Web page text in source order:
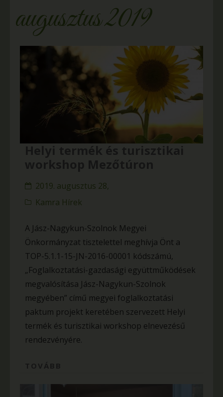
augusztus 2019
2019. augusztus 28,
Kamra Hírek
A Jász-Nagykun-Szolnok Megyei
Önkormányzat tisztelettel meghívja Önt a
TOP-5.1.1-15-JN-2016-00001 kódszámú,
„Foglalkoztatási-gazdasági együttműködések
megvalósítása Jász-Nagykun-Szolnok
megyében” című megyei foglalkoztatási
paktum projekt keretében szervezett Helyi
termék és turisztikai workshop elnevezésű
rendezvényére.